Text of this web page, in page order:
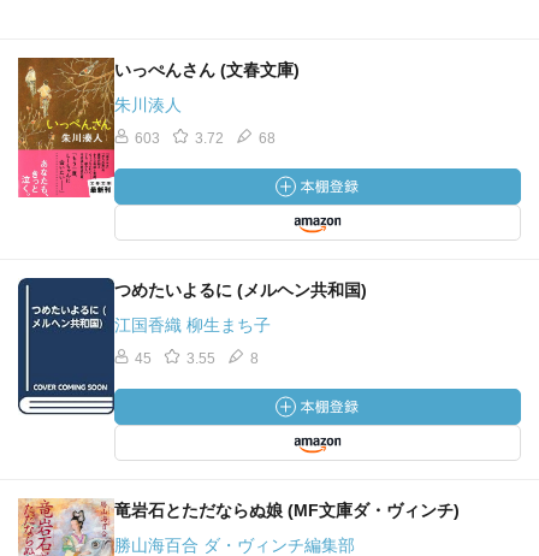
いっぺんさん (文春文庫)
朱川湊人
603 3.72 68
つめたいよるに (メルヘン共和国)
江国香織 柳生まち子
45 3.55 8
竜岩石とただならぬ娘 (MF文庫ダ・ヴィンチ)
勝山海百合 ダ・ヴィンチ編集部